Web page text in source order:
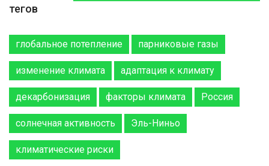
тегов
глобальное потепление парниковые газы
изменение климата адаптация к климату
декарбонизация факторы климата Россия
солнечная активность Эль-Ниньо
климатические риски